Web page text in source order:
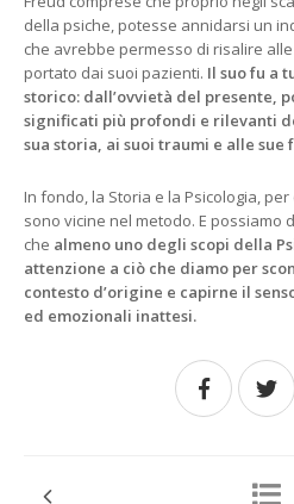
della psiche, potesse annidarsi un
che avrebbe permesso di risalire
portato dai suoi pazienti. Il suo fu a
storico: dall’ovvietà del presente,
significati più profondi e rilevanti
sua storia, ai suoi traumi e alle sue
In fondo, la Storia e la Psicologia,
sono vicine nel metodo. E possiamo
che almeno uno degli scopi della
attenzione a ciò che diamo per
contesto d’origine e capirne il
ed emozionali inattesi.